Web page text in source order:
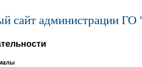
сайт администрации ГО